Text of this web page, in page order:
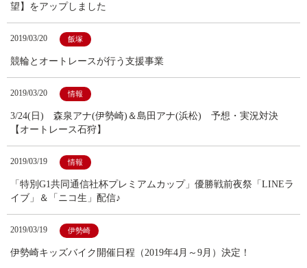
望】をアップしました
2019/03/20 飯塚
競輪とオートレースが行う支援事業
2019/03/20 情報
3/24(日) 森泉アナ(伊勢崎)＆島田アナ(浜松) 予想・実況対決
【オートレース石狩】
2019/03/19 情報
「特別G1共同通信社杯プレミアムカップ」優勝戦前夜祭「LINEラ
イブ」＆「ニコ生」配信♪
2019/03/19 伊勢崎
伊勢崎キッズバイク開催日程（2019年4月～9月）決定！